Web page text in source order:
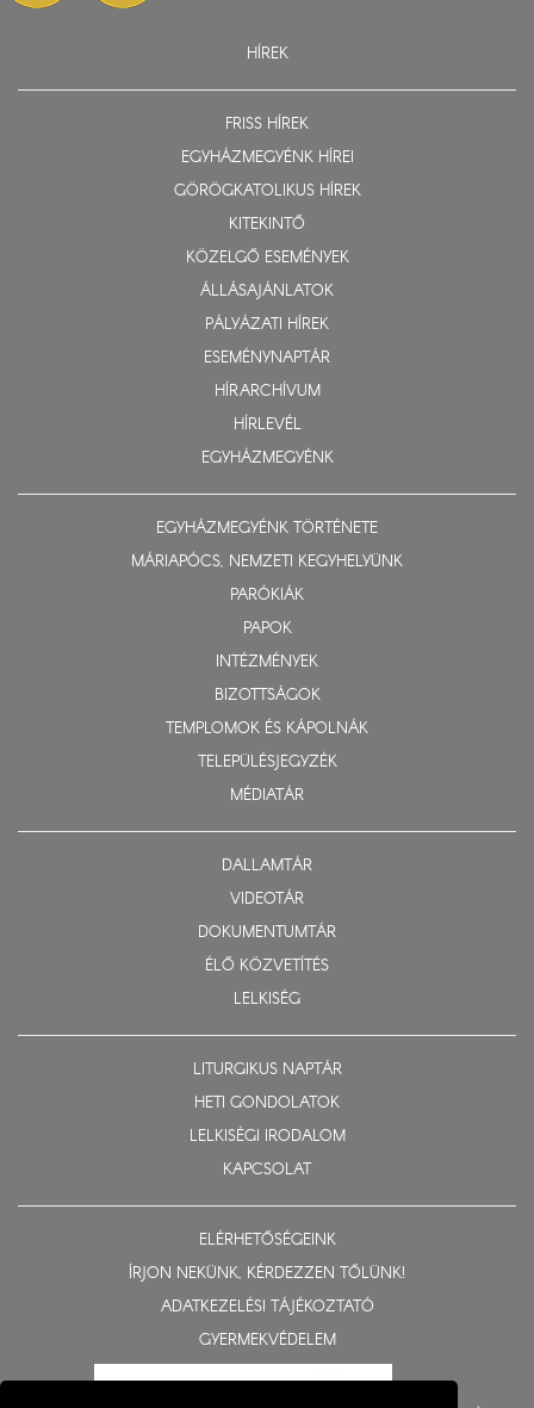
HÍREK
FRISS HÍREK
EGYHÁZMEGYÉNK HÍREI
GÖRÖGKATOLIKUS HÍREK
KITEKINTŐ
KÖZELGŐ ESEMÉNYEK
ÁLLÁSAJÁNLATOK
PÁLYÁZATI HÍREK
ESEMÉNYNAPTÁR
HÍRARCHÍVUM
HÍRLEVÉL
EGYHÁZMEGYÉNK
EGYHÁZMEGYÉNK TÖRTÉNETE
MÁRIAPÓCS, NEMZETI KEGYHELYÜNK
PARÓKIÁK
PAPOK
INTÉZMÉNYEK
BIZOTTSÁGOK
TEMPLOMOK ÉS KÁPOLNÁK
TELEPÜLÉSJEGYZÉK
MÉDIATÁR
DALLAMTÁR
VIDEOTÁR
DOKUMENTUMTÁR
ÉLŐ KÖZVETÍTÉS
LELKISÉG
LITURGIKUS NAPTÁR
HETI GONDOLATOK
LELKISÉGI IRODALOM
KAPCSOLAT
ELÉRHETŐSÉGEINK
ÍRJON NEKÜNK, KÉRDEZZEN TŐLÜNK!
ADATKEZELÉSI TÁJÉKOZTATÓ
GYERMEKVÉDELEM